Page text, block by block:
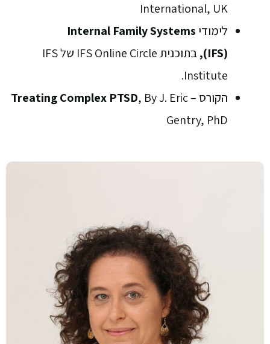
International, UK
לימודי Internal Family Systems
(IFS),
בתוכנית IFS Online Circle של IFS
Institute.
הקורס –
TreatingComplex PTSD, By J. Eric
Gentry, PhD